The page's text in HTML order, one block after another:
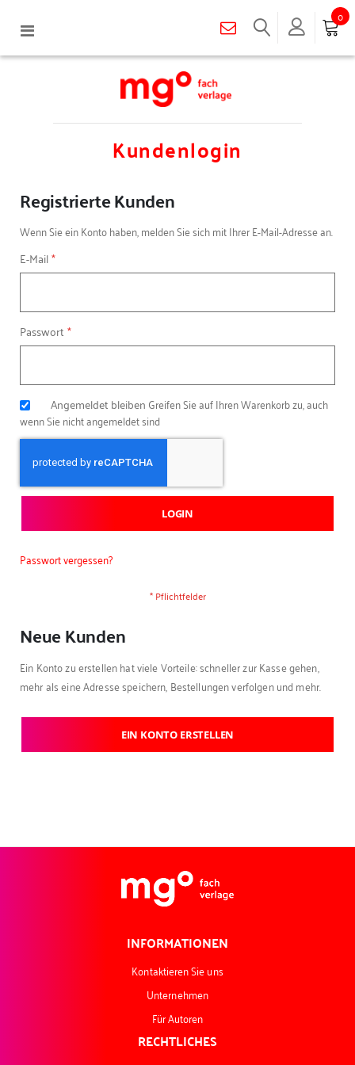
Navigation
0
Kundenlogin
Registrierte Kunden
Wenn Sie ein Konto haben, melden Sie sich mit Ihrer E-Mail-Adresse an.
E-Mail
Passwort
Angemeldet bleiben Greifen Sie auf Ihren Warenkorb zu, auch
wenn Sie nicht angemeldet sind
LOGIN
Passwort vergessen?
Neue Kunden
Ein Konto zu erstellen hat viele Vorteile: schneller zur Kasse gehen,
mehr als eine Adresse speichern, Bestellungen verfolgen und mehr.
EIN KONTO ERSTELLEN
INFORMATIONEN
Kontaktieren Sie uns
Unternehmen
Für Autoren
RECHTLICHES